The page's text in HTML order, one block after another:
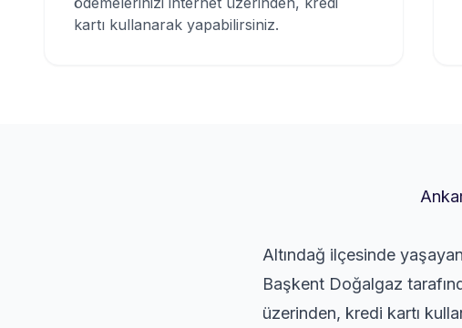
kartı kullanarak yapabilirsiniz.
Altındağ ilçesinde
Başkent Doğalgaz
üzerinden, kredi kartı